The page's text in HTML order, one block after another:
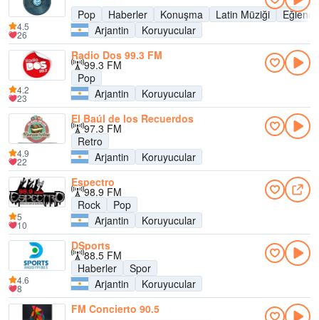
Pop
Haberler Konuşma Latin Müziği
Eğlence
Arjantin
Koruyucular
4.5
26
Radio Dos 99.3 FM
99.3 FM
Pop
Arjantin
Koruyucular
4.2
23
El Baúl de los Recuerdos
97.3 FM
Retro
Arjantin
Koruyucular
4.9
22
Espectro
98.9 FM
Rock
Pop
Arjantin
Koruyucular
5
10
DSports
88.5 FM
Haberler
Spor
Arjantin
Koruyucular
4.6
8
FM Concierto 90.5